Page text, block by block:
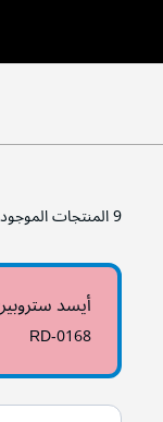
9المنتجات
أيسد
RD-0168